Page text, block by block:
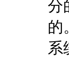
分
的
系